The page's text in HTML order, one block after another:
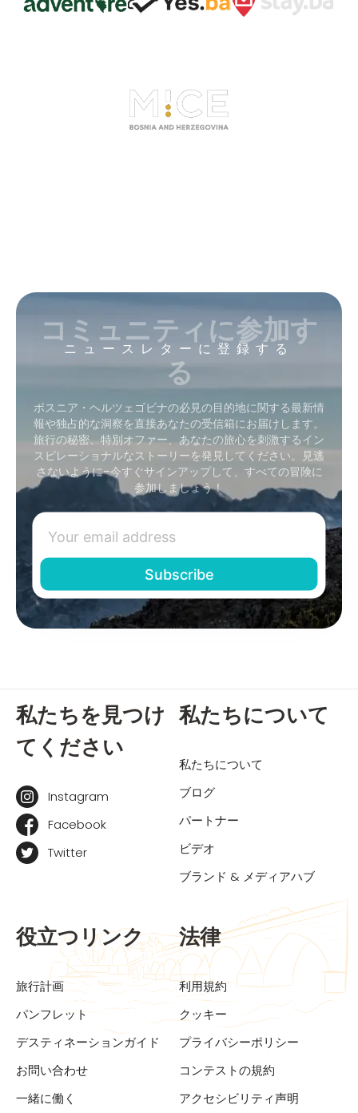
ニュースレターに登録する
コミュニティに参加す
る
ボスニア・ヘルツェゴビナの必見の目的地に関する最新情
報や独占的な洞察を直接あなたの受信箱にお届けします。
旅行の秘密、特別オファー、あなたの旅心を刺激するイン
スピレーショナルなストーリーを発見してください。見逃
さないように–今すぐサインアップして、すべての冒険に
参加しましょう！
私たちを見つけ
てください
Instagram
Facebook
Twitter
私たちについて
私たちについて
ブログ
パートナー
ビデオ
ブランド & メディアハブ
役立つリンク
旅行計画
パンフレット
デスティネーションガイド
お問い合わせ
一緒に働く
法律
利用規約
クッキー
プライバシーポリシー
コンテストの規約
アクセシビリティ声明